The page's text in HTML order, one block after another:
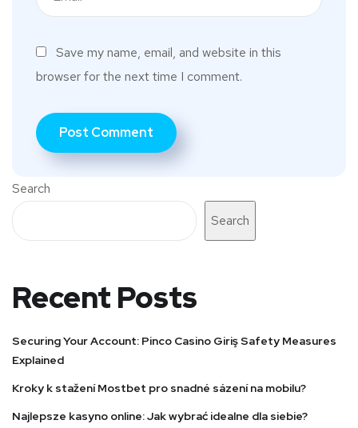
Save my name, email, and website in this
browser for the next time I comment.
Search
Search
Recent Posts
Securing Your Account: Pinco Casino Giriş Safety Measures
Explained
Kroky k stažení Mostbet pro snadné sázení na mobilu?
Najlepsze kasyno online: Jak wybrać idealne dla siebie?